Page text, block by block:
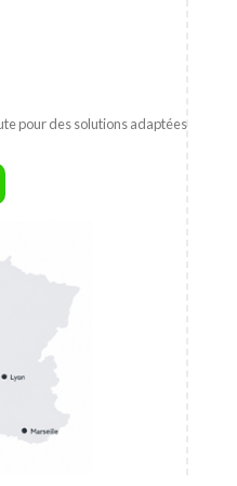
pour des solutions adaptées